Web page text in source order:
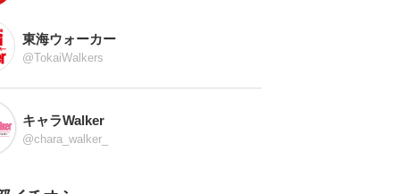
東海ウォーカー
@TokaiWalkers
キャラWalker
@chara_walker_